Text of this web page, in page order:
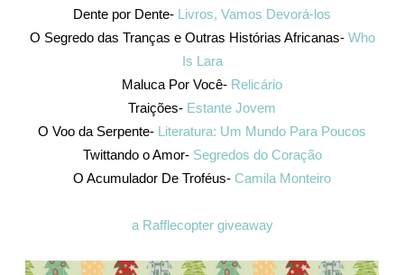
Dente por Dente- Livros, Vamos Devorá-los
O Segredo das Tranças e Outras Histórias Africanas- Who
Is Lara
Maluca Por Você- Relicário
Traições- Estante Jovem
O Voo da Serpente- Literatura: Um Mundo Para Poucos
Twittando o Amor- Segredos do Coração
O Acumulador De Troféus- Camila Monteiro
a Rafflecopter giveaway